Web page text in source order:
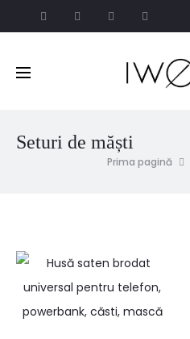
Seturi de măști
Prima pagină